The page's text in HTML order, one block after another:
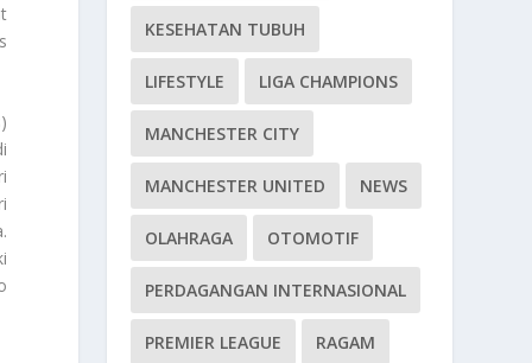
KESEHATAN TUBUH
LIFESTYLE LIGA CHAMPIONS
MANCHESTER CITY
MANCHESTER UNITED NEWS
OLAHRAGA OTOMOTIF
PERDAGANGAN INTERNASIONAL
PREMIER LEAGUE RAGAM